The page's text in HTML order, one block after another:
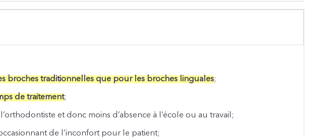
broches traditionnelles que pour les broches linguales;
de traitement;
et donc moins d’absence à l’école ou au travail;
de l’inconfort pour le patient;